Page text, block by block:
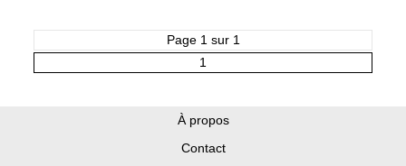
Page 1 sur 1
1
À propos
Contact